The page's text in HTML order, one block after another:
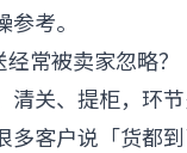
考。
常被卖家忽略？
清关、提柜，环
多客户说「货都